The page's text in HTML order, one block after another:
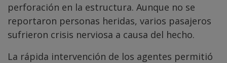
perforación en la estructura. Aunque no se
reportaron personas heridas, varios pasajeros
sufrieron crisis nerviosa a causa del hecho.
La rápida intervención de los agentes permitió